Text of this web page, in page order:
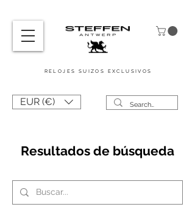
RELOJES SUIZOS EXCLUSIVOS
EUR (€)
Resultados de búsqueda